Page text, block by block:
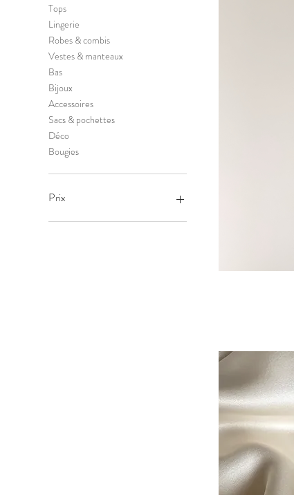
Tops
Lingerie
Robes & combis
Vestes & manteaux
Bas
Bijoux
Accessoires
Sacs & pochettes
Déco
Bougies
Prix